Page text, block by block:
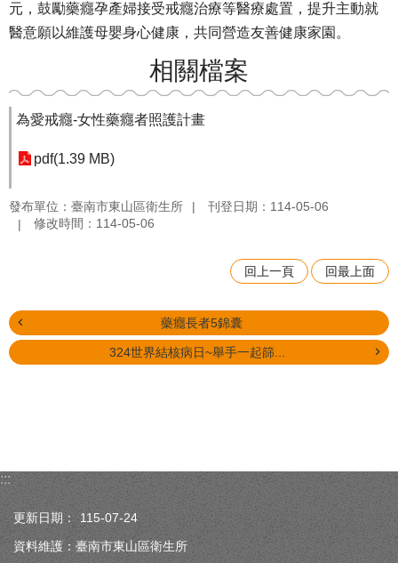
元，鼓勵藥癮孕產婦接受戒癮治療等醫療處置，提升主動就
醫意願以維護母嬰身心健康，共同營造友善健康家園。
相關檔案
為愛戒癮-女性藥癮者照護計畫
pdf(1.39 MB)
發布單位：臺南市東山區衛生所
刊登日期：114-05-06
修改時間：114-05-06
回上一頁 回最上面
藥癮長者5錦囊
324世界結核病日~舉手一起篩...
:::
更新日期：
115-07-24
資料維護：臺南市東山區衛生所